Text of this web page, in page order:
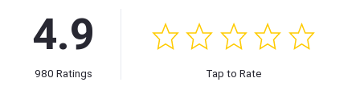
4.9
980 Ratings Tap to Rate